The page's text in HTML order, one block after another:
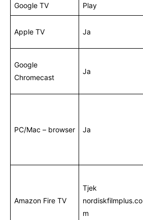
Google TV
Play
Apple TV Ja
Google
Chromecast
Ja
PC/Mac – browser Ja
Amazon Fire TV
Tjek
nordiskfilmplus.co
m